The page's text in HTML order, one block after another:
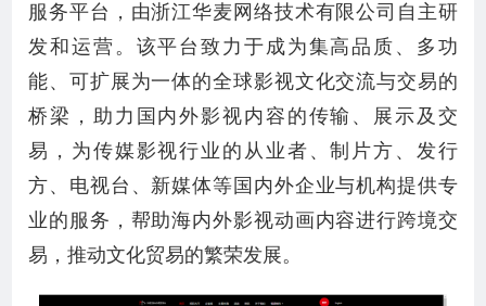
服务平台，由浙江华麦网络技术有限公司自主研
发和运营。该平台致力于成为集高品质、多功
能、可扩展为一体的全球影视文化交流与交易的
桥梁，助力国内外影视内容的传输、展示及交
易，为传媒影视行业的从业者、制片方、发行
方、电视台、新媒体等国内外企业与机构提供专
业的服务，帮助海内外影视动画内容进行跨境交
易，推动文化贸易的繁荣发展。